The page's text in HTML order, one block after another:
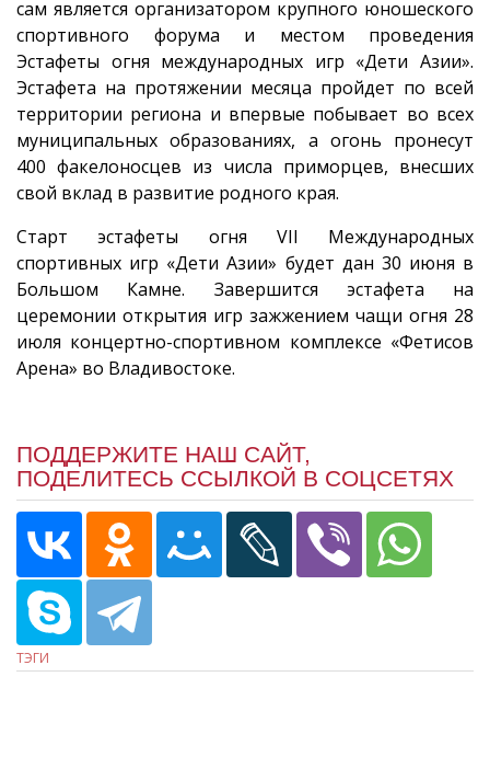
сам является организатором крупного юношеского
спортивного форума и местом проведения
Эстафеты огня международных игр «Дети Азии».
Эстафета на протяжении месяца пройдет по всей
территории региона и впервые побывает во всех
муниципальных образованиях, а огонь пронесут
400 факелоносцев из числа приморцев, внесших
свой вклад в развитие родного края.
Старт эстафеты огня VII Международных
спортивных игр «Дети Азии» будет дан 30 июня в
Большом Камне. Завершится эстафета на
церемонии открытия игр зажжением чащи огня 28
июля концертно-спортивном комплексе «Фетисов
Арена» во Владивостоке.
ПОДДЕРЖИТЕ НАШ САЙТ,
ПОДЕЛИТЕСЬ ССЫЛКОЙ В СОЦСЕТЯХ
ТЭГИ